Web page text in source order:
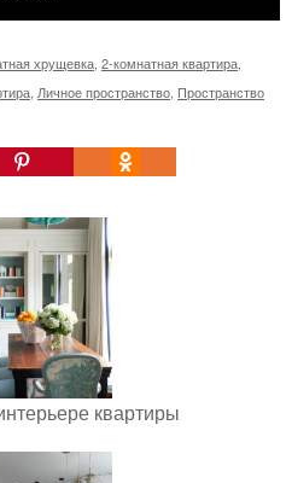
хрущевка, 2-комнатная квартира,
, Личное пространство, Пространство
квартиры